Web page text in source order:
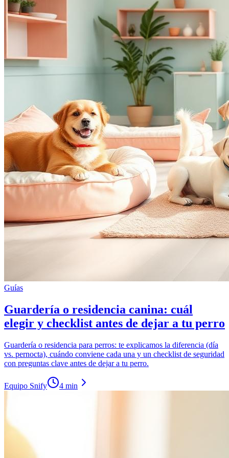
Guías
Guardería o residencia canina: cuál
elegir y checklist antes de dejar a tu perro
Guardería o residencia para perros: te explicamos la diferencia (día
vs. pernocta), cuándo conviene cada una y un checklist de seguridad
con preguntas clave antes de dejar a tu perro.
Equipo Snify 4 min